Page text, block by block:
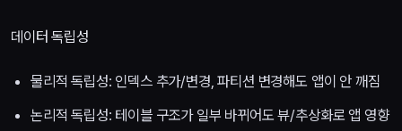
데이터 독립성
물리적 독립성: 인덱스 추가/변경, 파티션 변경해도 앱이 안 깨짐
논리적 독립성: 테이블 구조가 일부 바뀌어도 뷰/추상화로 앱 영향